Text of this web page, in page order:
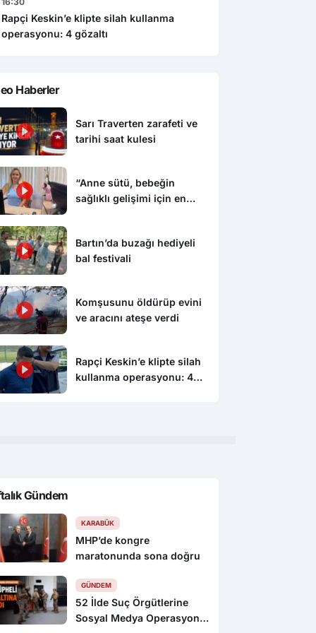
Rapçi Keskin’e klipte silah kullanma
operasyonu: 4 gözaltı
Haberler
Sarı Traverten zarafeti ve
tarihi saat kulesi
“Anne sütü, bebeğin
sağlıklı gelişimi için en
Bartın’da buzağı hediyeli
bal festivali
Komşusunu öldürüp evini
ve aracını ateşe verdi
Rapçi Keskin’e klipte silah
kullanma operasyonu: 4
Gündem
KARABÜK
MHP’de kongre
maratonunda sona doğru
GÜNDEM
52 İlde Suç Örgütlerine
Sosyal Medya Operasyonu: